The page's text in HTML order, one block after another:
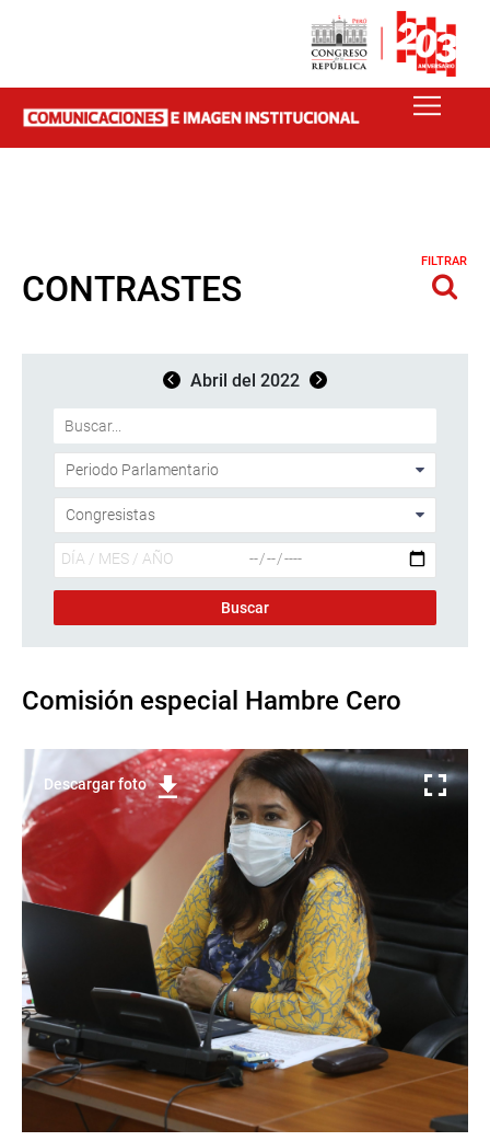
CONTRASTES
FILTRAR
Abril del 2022
Comisión especial Hambre Cero
Descargar foto